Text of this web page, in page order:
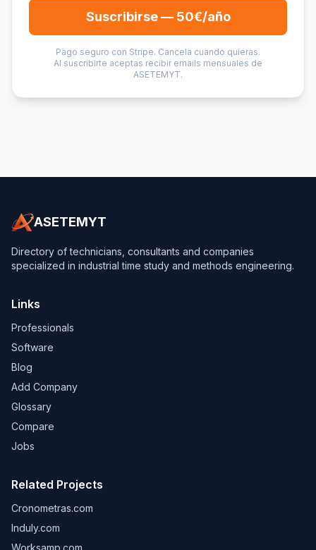
Suscribirse — 50€/año
Pago seguro con Stripe. Cancela cuando quieras.
Al suscribirte aceptas recibir emails mensuales de
ASETEMYT.
ASETEMYT
Directory of technicians, consultants and companies
specialized in industrial time study and methods engineering.
Links
Professionals
Software
Blog
Add Company
Glossary
Compare
Jobs
Related Projects
Cronometras.com
Induly.com
Worksamp.com